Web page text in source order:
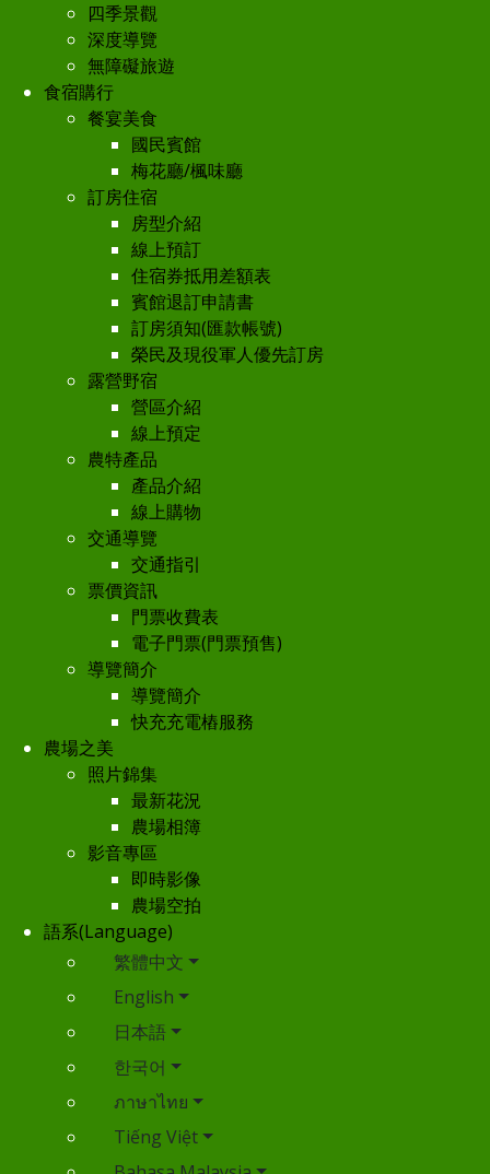
四季景觀
深度導覽
無障礙旅遊
食宿購行
餐宴美食
國民賓館
梅花廳/楓味廳
訂房住宿
房型介紹
線上預訂
住宿券抵用差額表
賓館退訂申請書
訂房須知(匯款帳號)
榮民及現役軍人優先訂房
露營野宿
營區介紹
線上預定
農特產品
產品介紹
線上購物
交通導覽
交通指引
票價資訊
門票收費表
電子門票(門票預售)
導覽簡介
導覽簡介
快充充電樁服務
農場之美
照片錦集
最新花況
農場相簿
影音專區
即時影像
農場空拍
語系(Language)
繁體中文
English
日本語
한국어
ภาษาไทย
Tiếng Việt